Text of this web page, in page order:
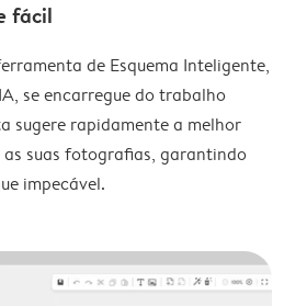
fácil
de Esquema Inteligente,
se encarregue do trabalho
sugere rapidamente a melhor
suas fotografias, garantindo
impecável.